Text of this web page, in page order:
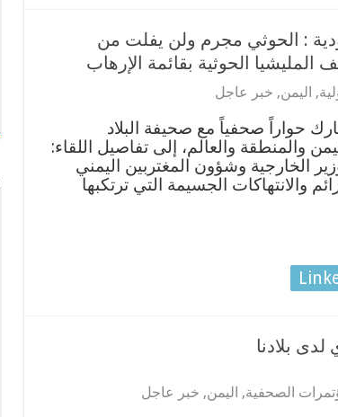
: الحوثي مجرم ولن يفلت من
الحوثية بقائمة الإرهاب
, اليمن, خبر عاجل
حواراً صحفياً مع صحيفة البلاد
والمنطقة والعالم، إلى تفاصيل اللقاء:
الخارجية وشؤون المغتربين اليمني
والانتهاكات الجسيمة التي ترتكبها
بلادنا
الصحفية, اليمن, خبر عاجل